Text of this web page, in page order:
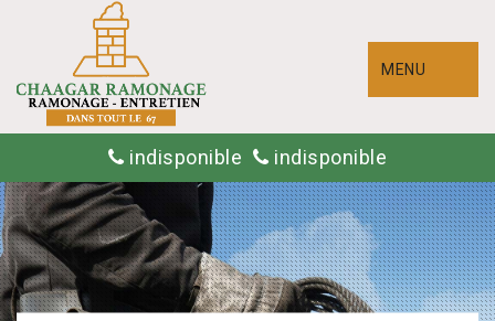
MENU
indisponible indisponible